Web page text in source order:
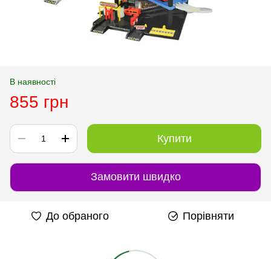
В наявності
855 грн
Купити
Замовити швидко
До обраного Порівняти